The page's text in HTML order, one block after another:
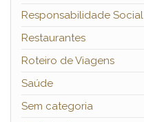
Responsabilidade Social
Restaurantes
Roteiro de Viagens
Saúde
Sem categoria